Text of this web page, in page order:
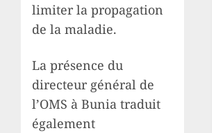
limiter la propagation
de la maladie.
La présence du
directeur général de
l’OMS à Bunia traduit
également